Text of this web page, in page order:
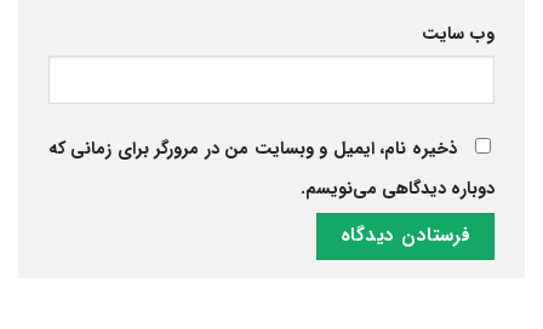
وب‌ سایت
ذخیره نام، ایمیل و وبسایت من در مرورگر برای زمانی که
دوباره دیدگاهی می‌نویسم.